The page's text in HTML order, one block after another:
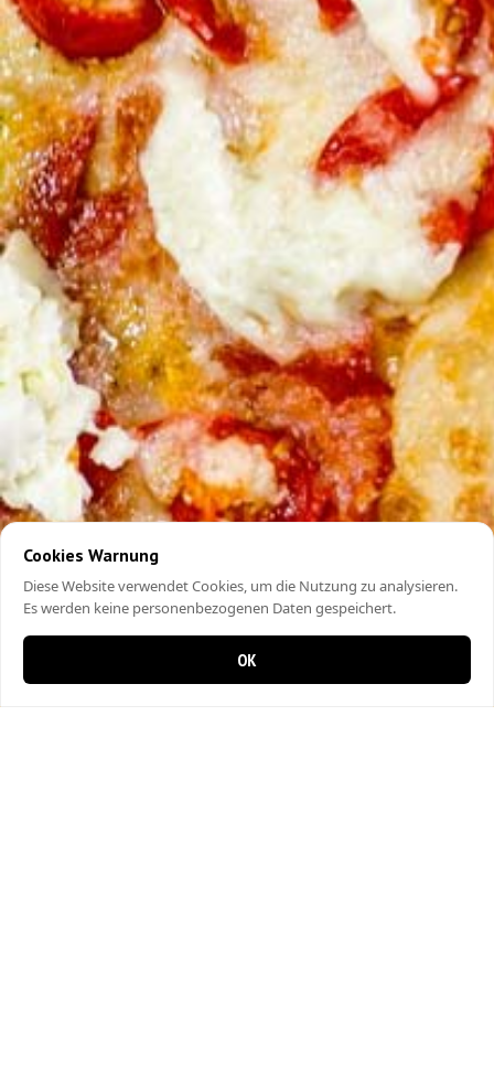
Cookies Warnung
Diese Website verwendet Cookies, um die Nutzung zu analysieren.
Es werden keine personenbezogenen Daten gespeichert.
OK